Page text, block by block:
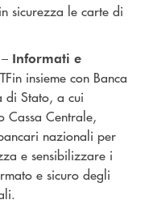
sicurezza le carte di
Informati e
insieme con Banca
di Stato, a cui
Cassa Centrale,
nazionali per
e sensibilizzare i
e sicuro degli